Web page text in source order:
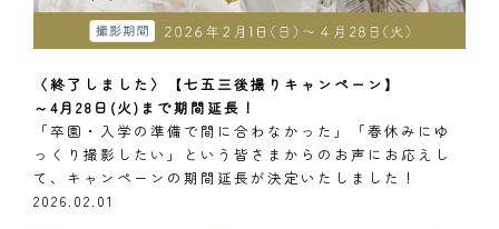
〈終了しました〉【七五三後撮りキャンペーン】
～4月28日(火)まで期間延長！
「卒園・入学の準備で間に合わなかった」「春休みにゆ
っくり撮影したい」という皆さまからのお声にお応えし
て、キャンペーンの期間延長が決定いたしました！
2026.02.01